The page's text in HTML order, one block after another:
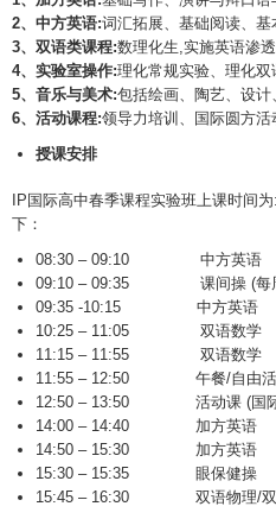
2、中方英语:词汇拓展、基础阅读、基
3、双语类课程:数理化生,实施英语渗透
4、实验室操作:理化常规实验、理化双
5、音乐与美术:包括绘画、陶艺、设计
6、活动课程:领导力培训、国际圆方活
授课安排
IP国际高中春季课程实验班上课时间
下：
08:30 – 09:10 中方英语
09:10 – 09:35 课间操 (每周
09:35 -10:15 中方英语
10:25 – 11:05 双语数学
11:15 – 11:55 双语数学
11:55 – 12:50 午餐/自由活
12:50 – 13:50 活动课 (国际
14:00 – 14:40 加方英语
14:50 – 15:30 加方英语
15:30 – 15:35 眼保健操
15:45 – 16:30 双语物理/双语